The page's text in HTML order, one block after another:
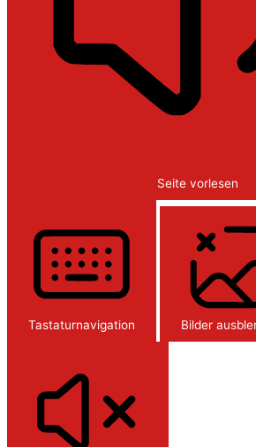
Seite vorlesen
Tastaturnavigation Bilder